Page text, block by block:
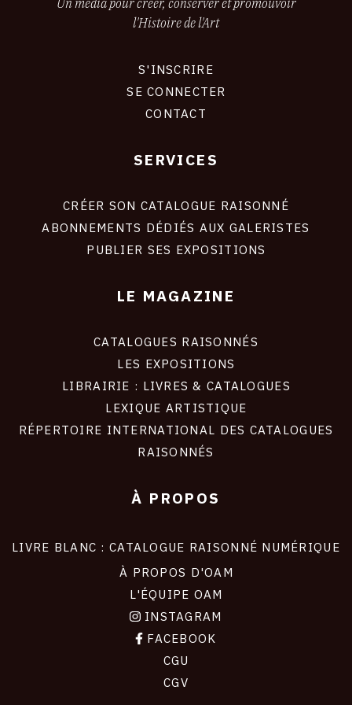
l'Histoire de l'Art
S'INSCRIRE
SE CONNECTER
CONTACT
SERVICES
CRÉER SON CATALOGUE RAISONNÉ
ABONNEMENTS DÉDIÉS AUX GALERISTES
PUBLIER SES EXPOSITIONS
LE MAGAZINE
CATALOGUES RAISONNÉS
LES EXPOSITIONS
LIBRAIRIE : LIVRES & CATALOGUES
LEXIQUE ARTISTIQUE
RÉPERTOIRE INTERNATIONAL DES CATALOGUES
RAISONNÉS
À PROPOS
LIVRE BLANC : CATALOGUE RAISONNÉ NUMÉRIQUE
À PROPOS D'OAM
L'ÉQUIPE OAM
INSTAGRAM
FACEBOOK
CGU
CGV